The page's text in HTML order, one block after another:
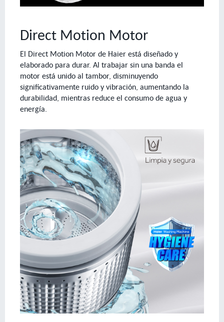
Direct Motion Motor
El Direct Motion Motor de Haier está diseñado y
elaborado para durar. Al trabajar sin una banda el
motor está unido al tambor, disminuyendo
significativamente ruido y vibración, aumentando la
durabilidad, mientras reduce el consumo de agua y
energía.